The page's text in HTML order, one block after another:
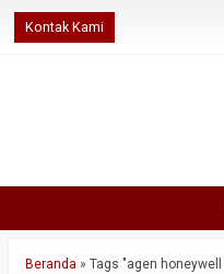
Kontak Kami
Beranda » Tags "agen